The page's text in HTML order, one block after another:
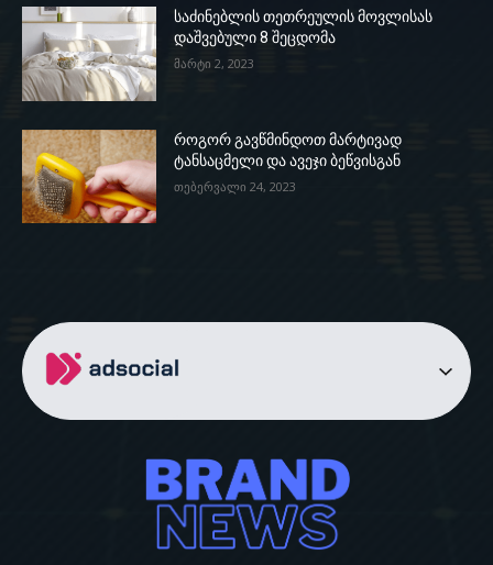
საძინებლის თეთრეულის მოვლისას
დაშვებული 8 შეცდომა
მარტი 2, 2023
როგორ გავწმინდოთ მარტივად
ტანსაცმელი და ავეჯი ბეწვისგან
თებერვალი 24, 2023